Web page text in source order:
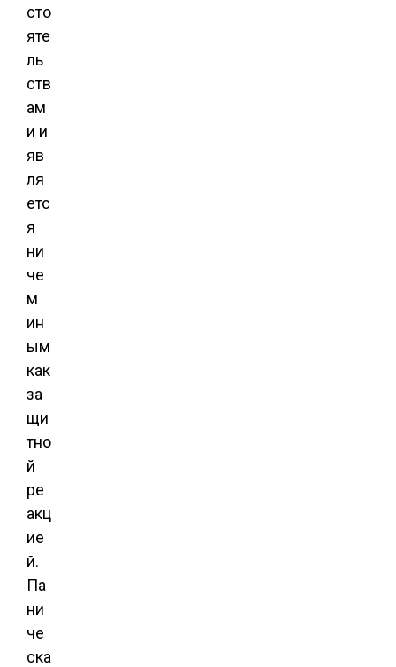
сто
яте
ль
ств
ам
и и
яв
ля
етс
я
ни
че
м
ин
ым
как
за
щи
тно
й
ре
акц
ие
й.
Па
ни
че
ска